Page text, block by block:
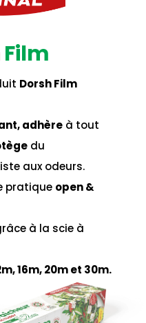
Film
Dorsh Film
adhèreà tout
du
aux odeurs.
pratique open &
à la scie à
16m, 20m et 30m.